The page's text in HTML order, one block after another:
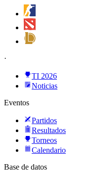
·
TI 2026
Noticias
Eventos
Partidos
Resultados
Torneos
Calendario
Base de datos